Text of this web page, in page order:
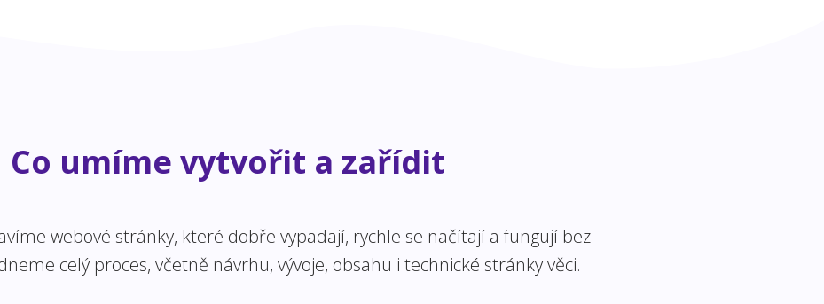
Co umíme vytvořit a zařídit
webové stránky, které dobře vypadají, rychle se načítají a fungují bez
celý proces, včetně návrhu, vývoje, obsahu i technické stránky věci.